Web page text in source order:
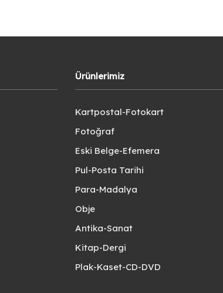
Ürünlerimiz
Kartpostal-Fotokart
Fotoğraf
Eski Belge-Efemera
Pul-Posta Tarihi
Para-Madalya
Obje
Antika-Sanat
Kitap-Dergi
Plak-Kaset-CD-DVD